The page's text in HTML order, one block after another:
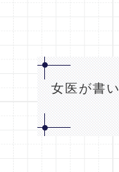
女医が書